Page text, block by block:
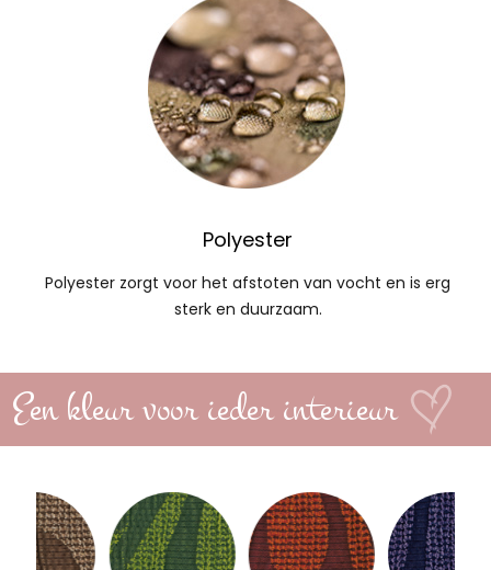
Polyester
Polyester zorgt voor het afstoten van vocht en is erg
sterk en duurzaam.
Een kleur voor ieder interieur